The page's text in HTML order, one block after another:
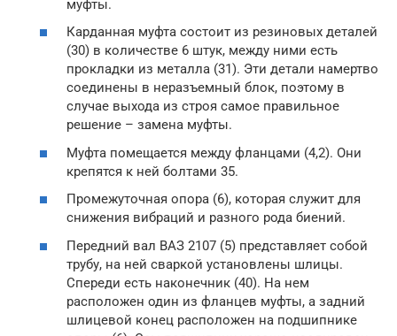
муфты.
Карданная муфта состоит из резиновых деталей
(30) в количестве 6 штук, между ними есть
прокладки из металла (31). Эти детали намертво
соединены в неразъемный блок, поэтому в
случае выхода из строя самое правильное
решение – замена муфты.
Муфта помещается между фланцами (4,2). Они
крепятся к ней болтами 35.
Промежуточная опора (6), которая служит для
снижения вибраций и разного рода биений.
Передний вал ВАЗ 2107 (5) представляет собой
трубу, на ней сваркой установлены шлицы.
Спереди есть наконечник (40). На нем
расположен один из фланцев муфты, а задний
шлицевой конец расположен на подшипнике